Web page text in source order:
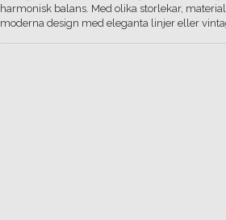
harmonisk balans. Med olika storlekar,
moderna design med eleganta linjer eller